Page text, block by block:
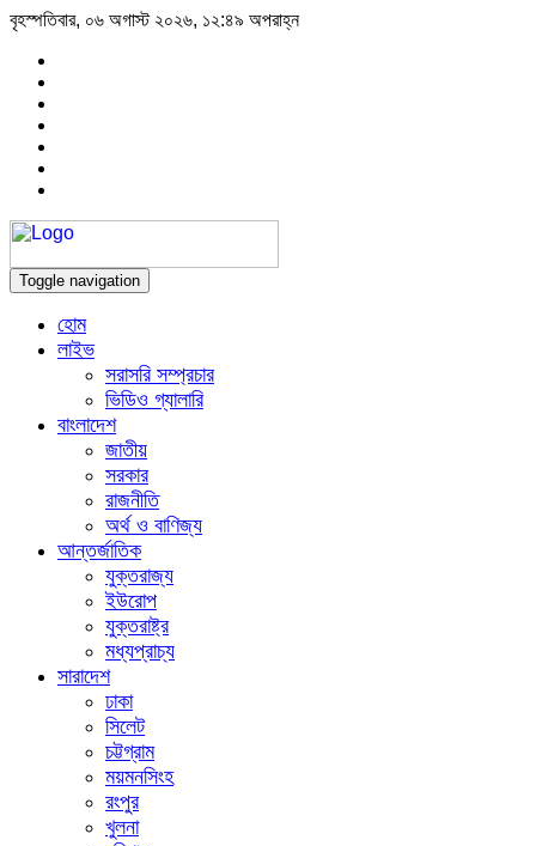
বৃহস্পতিবার, ০৬ অগাস্ট ২০২৬, ১২:৪৯ অপরাহ্ন
Toggle navigation
হোম
লাইভ
সরাসরি সম্প্রচার
ভিডিও গ্যালারি
বাংলাদেশ
জাতীয়
সরকার
রাজনীতি
অর্থ ও বাণিজ্য
আন্তর্জাতিক
যুক্তরাজ্য
ইউরোপ
যুক্তরাষ্ট্র
মধ্যপ্রাচ্য
সারাদেশ
ঢাকা
সিলেট
চট্টগ্রাম
ময়মনসিংহ
রংপুর
খুলনা